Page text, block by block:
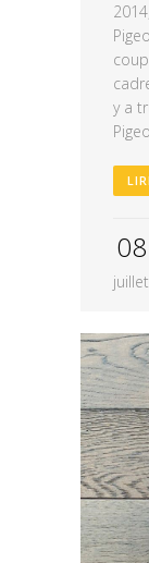
y a
08
juillet